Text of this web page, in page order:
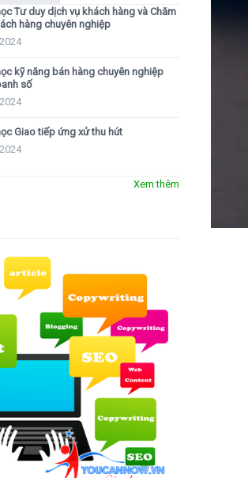
Tư duy dịch vụ khách hàng và Chăm
hàng chuyên nghiệp
kỹ năng bán hàng chuyên nghiệp
số
Giao tiếp ứng xử thu hút
Xem thêm